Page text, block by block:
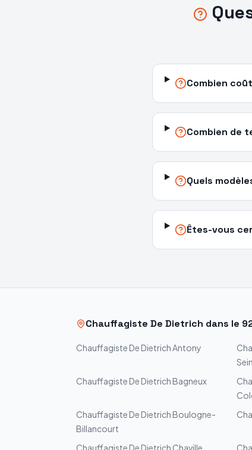
Combien
Combien de
Quels
Êtes-vous
Chauffagiste De Dietrich dans le
Chauffagiste De DietrichAntony
Chauffagiste De Dietrich Bagneux
Chauffagiste De Dietrich Boulogne-
Billancourt
Chauffagiste De Dietrich Chaville